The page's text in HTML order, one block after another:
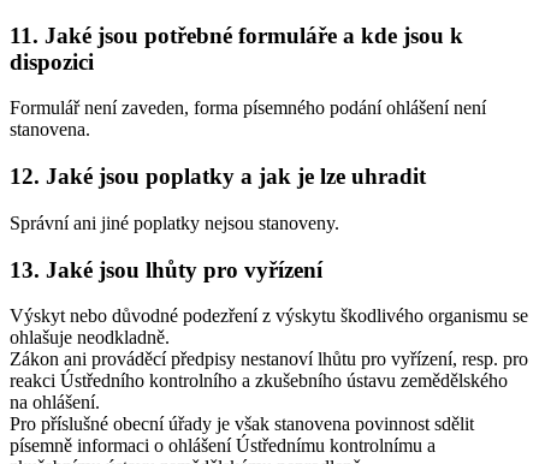
11. Jaké jsou potřebné formuláře a kde jsou k
dispozici
Formulář není zaveden, forma písemného podání ohlášení není
stanovena.
12. Jaké jsou poplatky a jak je lze uhradit
Správní ani jiné poplatky nejsou stanoveny.
13. Jaké jsou lhůty pro vyřízení
Výskyt nebo důvodné podezření z výskytu škodlivého organismu se
ohlašuje neodkladně.
Zákon ani prováděcí předpisy nestanoví lhůtu pro vyřízení, resp. pro
reakci Ústředního kontrolního a zkušebního ústavu zemědělského
na ohlášení.
Pro příslušné obecní úřady je však stanovena povinnost sdělit
písemně informaci o ohlášení Ústřednímu kontrolnímu a